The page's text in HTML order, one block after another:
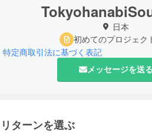
日本
初めてのプロジェク
特定商取引法に基づく表記
メッセージを送る
リターンを選ぶ